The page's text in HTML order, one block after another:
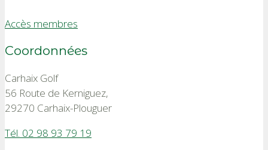
Accès membres
Coordonnées
Carhaix Golf
56 Route de Kerniguez,
29270 Carhaix-Plouguer
Tél. 02 98 93 79 19